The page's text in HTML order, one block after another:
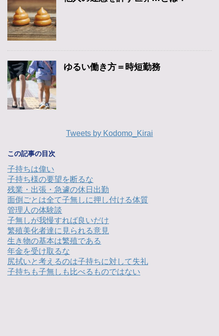
ゆるい働き方＝時短勤務
Tweets by Kodomo_Kirai
この記事の目次
子持ちは偉い
子持ち様の要望を断るな
残業・出張・急遽の休日出勤
面倒ごとは全て子無しに押し付ける体質
管理人の体験談
子無しが我慢すれば良いだけ
繁殖美化者達に見られる意見
生き物の基本は繁殖である
年金を受け取るな
尻拭いと考えるのは子持ちに対して失礼
子持ちも子無しも比べるものではない